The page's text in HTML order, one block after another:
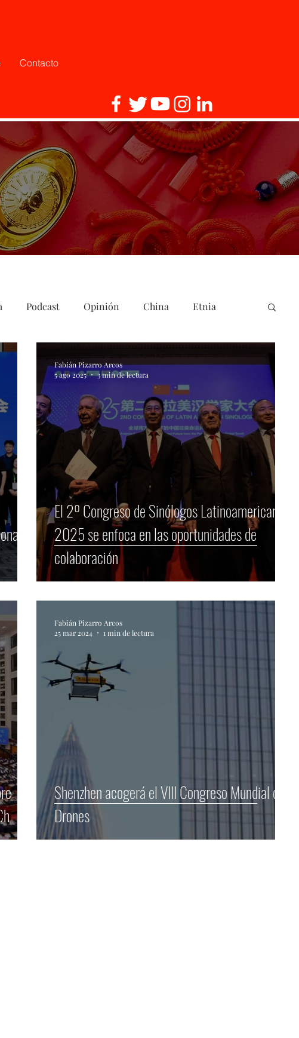
Contacto
Podcast Opinión China Etnia
El 2º Congreso de Sinólogos Latinoamericanos
2025 se enfoca en las oportunidades de
colaboración
Fabián Pizarro Arcos
5 ago 2025
3 min de lectura
Shenzhen acogerá el VIII Congreso Mundial de
Drones
Fabián Pizarro Arcos
25 mar 2024
1 min de lectura